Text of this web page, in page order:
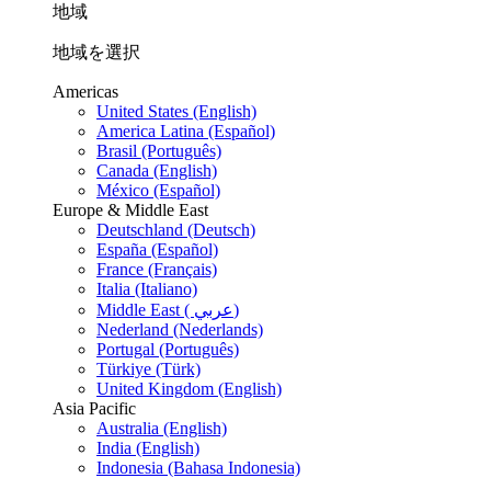
地域
地域を選択
Americas
United States (English)
America Latina (Español)
Brasil (Português)
Canada (English)
México (Español)
Europe & Middle East
Deutschland (Deutsch)
España (Español)
France (Français)
Italia (Italiano)
Middle East ( عربي)
Nederland (Nederlands)
Portugal (Português)
Türkiye (Türk)
United Kingdom (English)
Asia Pacific
Australia (English)
India (English)
Indonesia (Bahasa Indonesia)